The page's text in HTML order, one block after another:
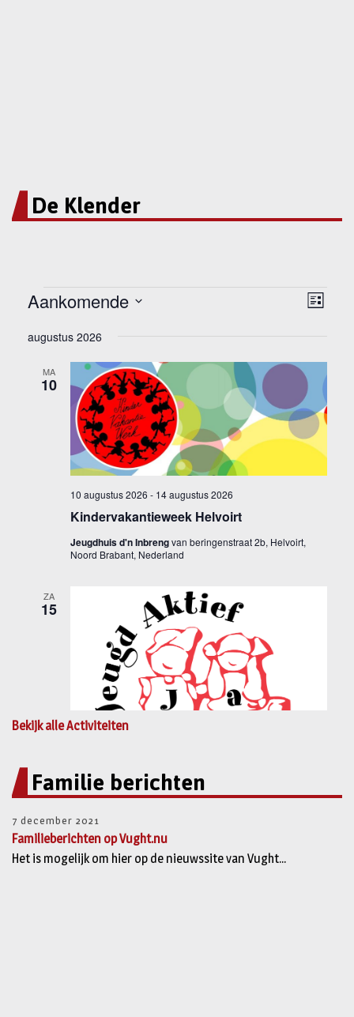
De Klender
Bekijk alle Activiteiten
Familie berichten
7 december 2021
Familieberichten op Vught.nu
Het is mogelijk om hier op de nieuwssite van Vught...